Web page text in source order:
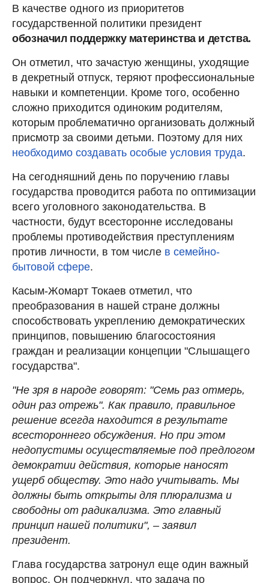
В качестве одного из приоритетов
государственной политики президент
обозначил поддержку материнства и детства.
Он отметил, что зачастую женщины, уходящие
в декретный отпуск, теряют профессиональные
навыки и компетенции. Кроме того, особенно
сложно приходится одиноким родителям,
которым проблематично организовать должный
присмотр за своими детьми. Поэтому для них
необходимо создавать особые условия труда.
На сегодняшний день по поручению главы
государства проводится работа по оптимизации
всего уголовного законодательства. В
частности, будут всесторонне исследованы
проблемы противодействия преступлениям
против личности, в том числе в семейно-
бытовой сфере.
Касым-Жомарт Токаев отметил, что
преобразования в нашей стране должны
способствовать укреплению демократических
принципов, повышению благосостояния
граждан и реализации концепции "Слышащего
государства".
"Не зря в народе говорят: "Семь раз отмерь,
один раз отрежь". Как правило, правильное
решение всегда находится в результате
всестороннего обсуждения. Но при этом
недопустимы осуществляемые под предлогом
демократии действия, которые наносят
ущерб обществу. Это надо учитывать. Мы
должны быть открыты для плюрализма и
свободны от радикализма. Это главный
принцип нашей политики", – заявил
президент.
Глава государства затронул еще один важный
вопрос. Он подчеркнул, что задача по